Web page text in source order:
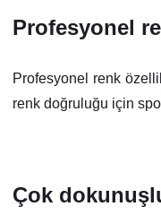
Profesyonel
Profesyonel renk
renk doğruluğu için
Çok